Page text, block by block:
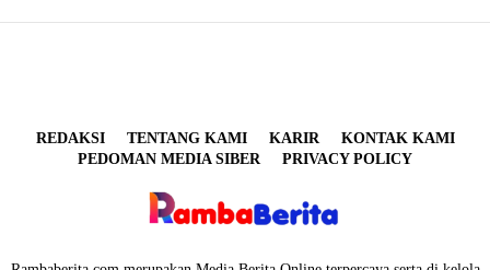
REDAKSI TENTANG KAMI KARIR
KONTAK KAMI
PEDOMAN MEDIA SIBER
PRIVACY POLICY